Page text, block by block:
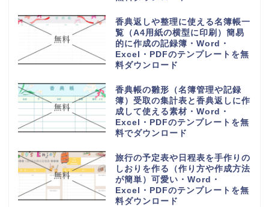
香典返しや整理に使える名簿帳一
覧（A4用紙の横型に印刷）簡易
的に作成の記録簿・Word・
Excel・PDFのテンプレートを無
料ダウンロード
香典帳の雛形（名簿管理や記録
簿）受取の集計表と香典返しに作
成して使える素材・Word・
Excel・PDFのテンプレートを無
料でダウンロード
旅行の予定表や日程表を手作りの
しおりを作る（作り方や作成方法
が簡単）可愛い・Word・
Excel・PDFのテンプレートを無
料ダウンロード